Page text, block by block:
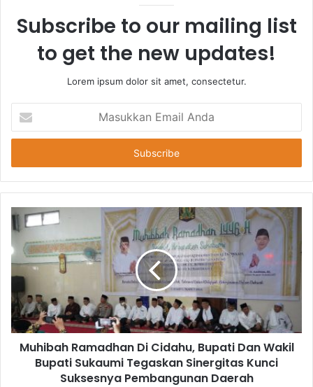
Subscribe to our mailing list
to get the new updates!
Lorem ipsum dolor sit amet, consectetur.
Email
Anda
Muhibah Ramadhan Di Cidahu, Bupati Dan Wakil
Bupati Sukaumi Tegaskan Sinergitas Kunci
Suksesnya Pembangunan Daerah